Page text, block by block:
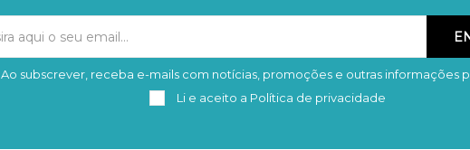
Subscrever Remover
Ao subscrever, receba e-mails com notícias, promoções e outras informações
Li e aceito a Política de privacidade